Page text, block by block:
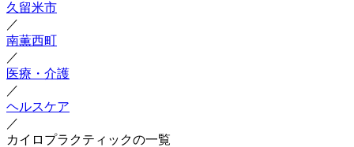
久留米市
／
南薫西町
／
医療・介護
／
ヘルスケア
／
カイロプラクティックの一覧